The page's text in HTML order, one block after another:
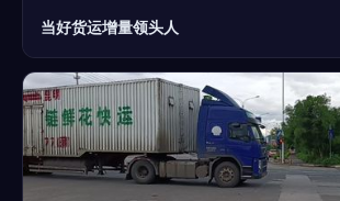
当好货运增量领头人